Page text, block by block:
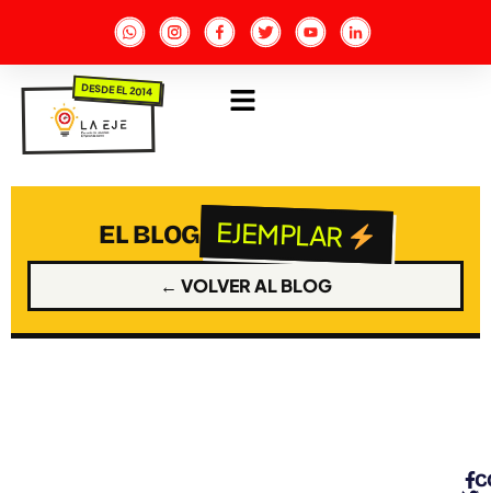
DESDE EL 2014
← VOLVER AL BLOG
EL BLOG EJEMPLAR